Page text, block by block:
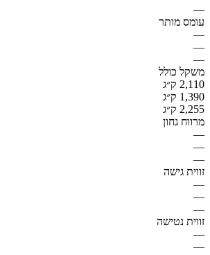
—
עומס מותר
—
—
—
משקל כולל
2,110 ק״ג
1,390 ק״ג
2,255 ק״ג
מרווח גחון
—
—
—
זווית גישה
—
—
—
זווית נטישה
—
—